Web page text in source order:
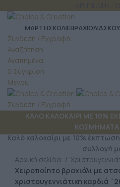
ΜΆΡΤΗΣΚΟΛΙΕΒΡΑΧΙΟΛΙΑ
Σύνδεση / Εγγραφή
Αναζήτηση
Αγαπημένα
0 Σύγκριση
Μενού
Σύνδεση / Εγγραφή
ΚΑΛΟ ΚΑΛΟΚΑΙΡΙ ΜΕ 10%
ΚΟΣΜΗΜΑΤΑ
Καλό καλοκαίρι με 10%
συλλογή
Αρχική σελίδα
Χειροποίητο βραχιόλι με
χριστουγεννιάτικη καρδιά